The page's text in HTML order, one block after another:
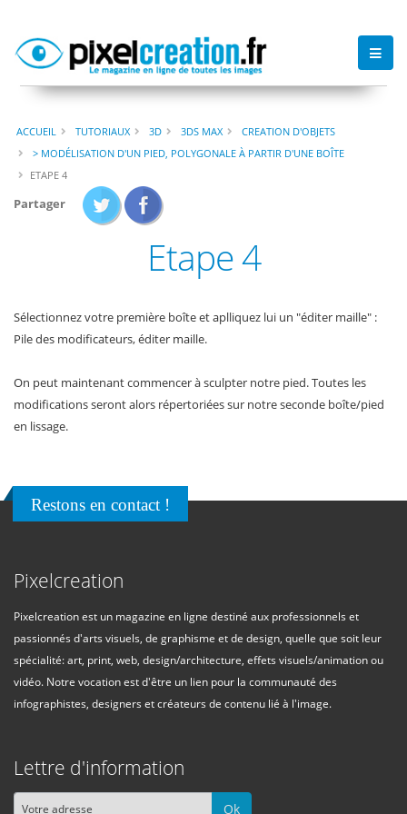
ACCUEIL TUTORIAUX 3D 3DS MAX
CREATION D'OBJETS
> MODÉLISATION D'UN PIED, POLYGONALE À PARTIR D'UNE BOÎTE
ETAPE 4
Partager
Etape 4
Sélectionnez votre première boîte et aplliquez lui un "éditer maille" :
Pile des modificateurs, éditer maille.
On peut maintenant commencer à sculpter notre pied. Toutes les
modifications seront alors répertoriées sur notre seconde boîte/pied
en lissage.
Restons en contact !
Pixelcreation
Pixelcreation est un magazine en ligne destiné aux professionnels et
passionnés d'arts visuels, de graphisme et de design, quelle que soit leur
spécialité: art, print, web, design/architecture, effets visuels/animation ou
vidéo. Notre vocation est d'être un lien pour la communauté des
infographistes, designers et créateurs de contenu lié à l'image.
Lettre d'information
Ok